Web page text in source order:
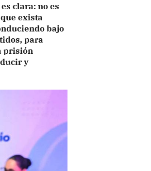
clara: no es
exista
bajo
para
prisión
y